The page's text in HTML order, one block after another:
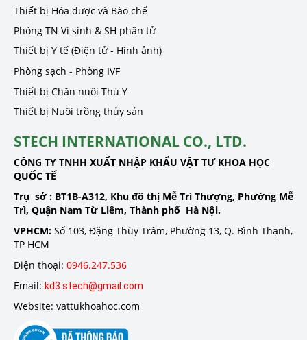
Thiết bị Hóa dược và Bào chế
Phòng TN Vi sinh & SH phân tử
Thiết bị Y tế (Điện tử - Hình ảnh)
Phòng sạch - Phòng IVF
Thiết bị Chăn nuôi Thú Y
Thiết bị Nuôi trồng thủy sản
STECH INTERNATIONAL CO., LTD.
CÔNG TY TNHH XUẤT NHẬP KHẨU VẬT TƯ KHOA HỌC
QUỐC TẾ
Trụ sở : BT1B-A312, Khu đô thị Mễ Trì Thượng, Phường Mễ
Trì, Quận Nam Từ Liêm, Thành phố Hà Nội.
VPHCM: Số 103, Đặng Thùy Trâm, Phường 13, Q. Bình Thạnh,
TP HCM
Điện thoại: 0946.247.536
Email: kd3.stech@gmail.com
Website: vattukhoahoc.com